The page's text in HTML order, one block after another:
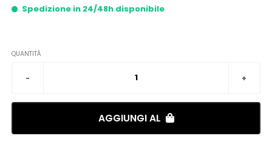
Spedizione in 24/48h disponibile
QUANTITÀ
AGGIUNGI AL